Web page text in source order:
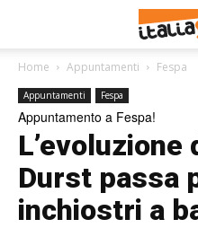
Home Appuntamenti Fespa
Appuntamenti Fespa
Appuntamento a Fespa!
Durst passa
inchiostri a